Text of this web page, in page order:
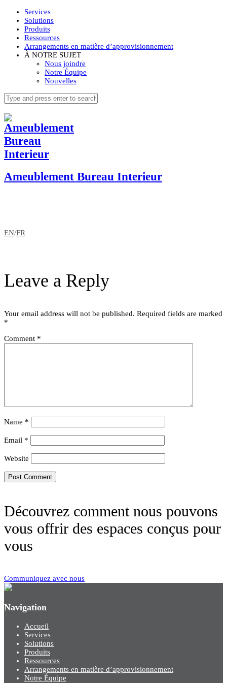
Services
Solutions
Produits
Ressources
Arrangements en matière d’approvisionnement
À NOTRE SUJET
Nous joindre
Notre Équipe
Nouvelles
Ameublement Bureau Interieur
EN/FR
Leave a Reply
Your email address will not be published. Required fields are marked
*
Comment *
Name *
Email *
Website
Découvrez comment nous pouvons
vous offrir des espaces conçus pour
vous
Communiquez avec nous
Navigation
Accueil
Services
Solutions
Produits
Ressources
Arrangements en matière d’approvisionnement
Notre Équipe